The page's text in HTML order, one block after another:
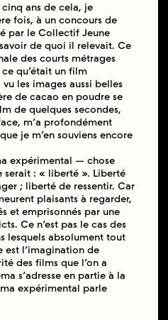
ans de cela, je
fois, à un concours de
par le Collectif Jeune
de quoi il relevait. Ce
des courts métrages
qu’était un film
les images aussi belles
de cacao en poudre se
de quelques secondes,
m’a profondément
je m’en souviens encore
expérimental — chose
: « liberté ». Liberté
; liberté de ressentir. Car
plaisants à regarder,
et emprisonnés par une
Ce n’est pas le cas des
lesquels absolument tout
est l’imagination de
des films que l’on a
s’adresse en partie à la
expérimental parle